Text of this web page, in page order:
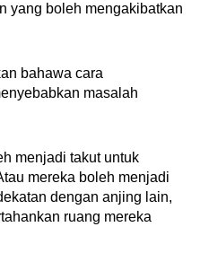
yang boleh mengakibatkan
bahawa cara
masalah
menjadi takut untuk
mereka boleh menjadi
dengan anjing lain,
ruang mereka